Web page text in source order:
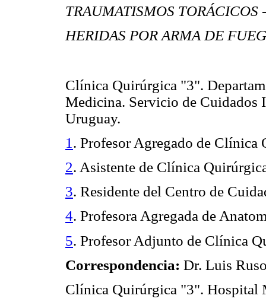
TRAUMATISMOS TORÁCICOS
HERIDAS POR ARMA DE
Clínica Quirúrgica "3".
Medicina. Servicio de
Uruguay.
1 . Profesor Agregado de Clínica
2. Asistente de Clínica
3. Residente del Centro de
4. Profesora Agregada de
5. Profesor Adjunto de Clínica
Correspondencia: Dr. Luis
Clínica Quirúrgica "3". Hospital